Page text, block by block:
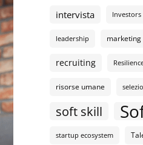
intervista Investors
leadership marketing
recruiting
risorse umane
soft skill
startup ecosystem